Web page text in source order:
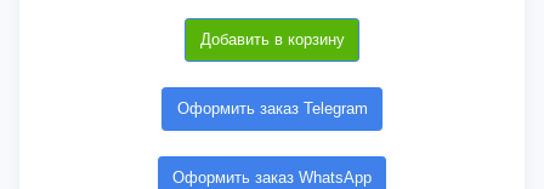
Добавить в корзину
Оформить заказ Telegram
Оформить заказ WhatsApp